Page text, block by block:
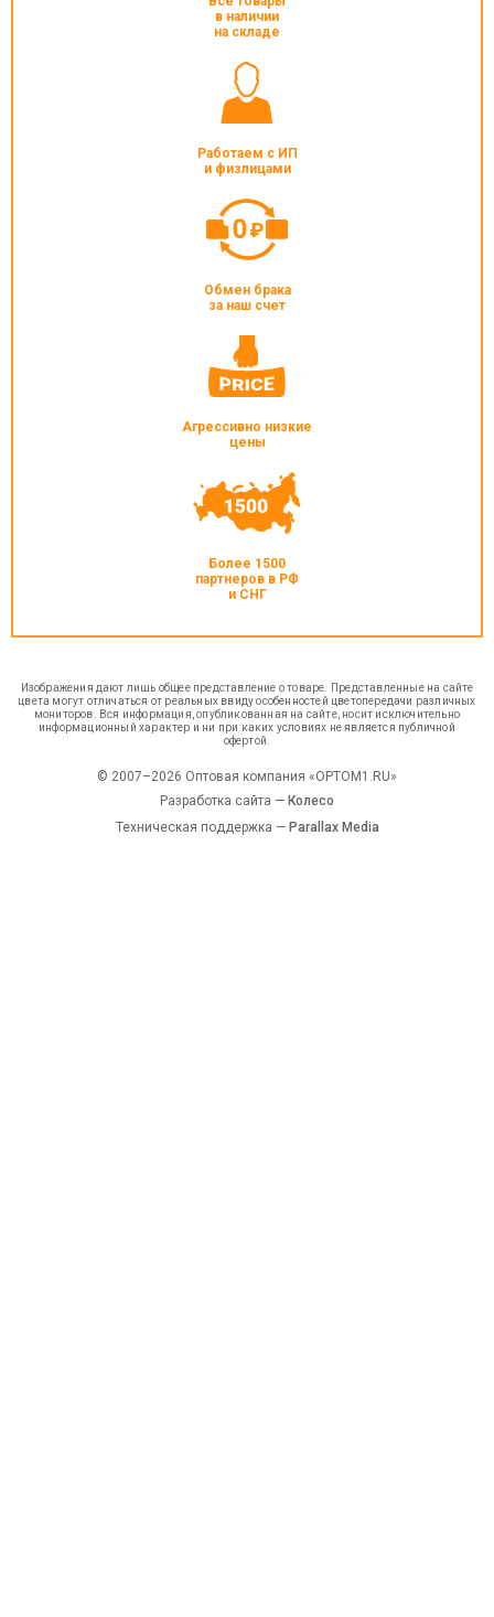
в наличии
на складе
Работаем с ИП
и физлицами
Обмен брака
за наш счет
Агрессивно низкие
цены
Более 1500
партнеров в РФ
и СНГ
Изображения дают лишь общее представление о товаре. Представленные на сайте
цвета могут отличаться от реальных ввиду особенностей цветопередачи различных
мониторов. Вся информация, опубликованная на сайте, носит исключительно
информационный характер и ни при каких условиях не является публичной
офертой.
© 2007–2026 Оптовая компания «OPTOM1.RU»
Разработка сайта — Колесо
Техническая поддержка — Parallax Media